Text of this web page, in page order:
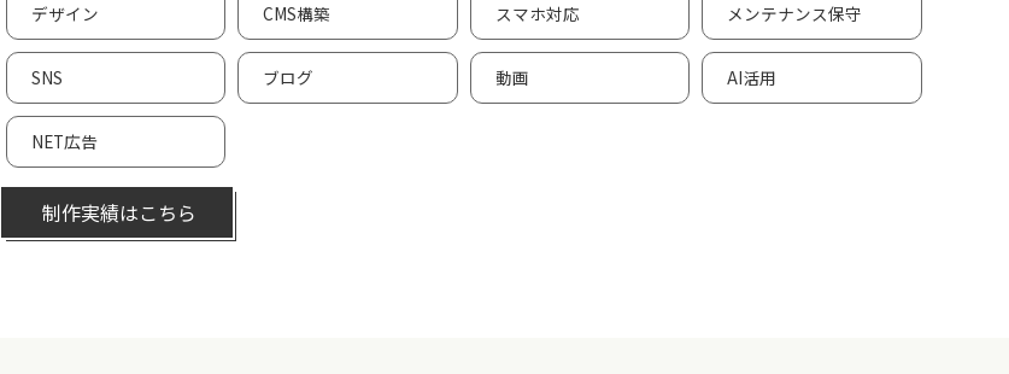
デザイン CMS構築 スマホ対応 メンテナンス保守
SNS ブログ 動画 AI活用
NET広告
制作実績はこちら